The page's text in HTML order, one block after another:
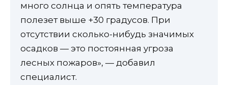
много солнца и опять температура
полезет выше +30 градусов. При
отсутствии сколько-нибудь значимых
осадков — это постоянная угроза
лесных пожаров», — добавил
специалист.